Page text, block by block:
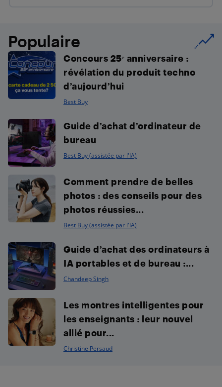
Populaire
Concours 25ᵉ anniversaire :
révélation du produit techno
d’aujourd’hui
Best Buy
Guide d’achat d’ordinateur de
bureau
Best Buy (assistée par l'IA)
Comment prendre de belles
photos : des conseils pour des
photos réussies...
Best Buy (assistée par l'IA)
Guide d’achat des ordinateurs à
IA portables et de bureau :...
Chandeep Singh
Les montres intelligentes pour
les enseignants : leur nouvel
allié pour...
Christine Persaud